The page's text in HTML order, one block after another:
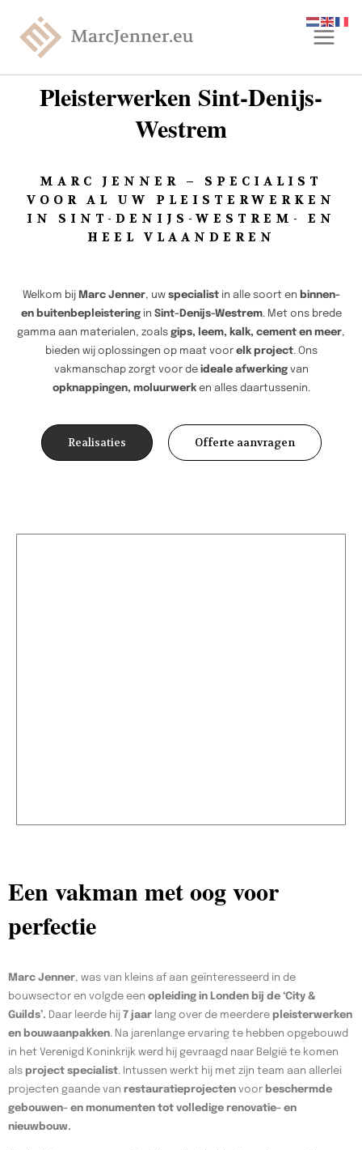
Pleisterwerken Sint-Denijs-
Westrem
MARC JENNER – SPECIALIST
VOOR AL UW PLEISTERWERKEN
IN SINT-DENIJS-WESTREM- EN
HEEL VLAANDEREN
Welkom bij Marc Jenner, uw specialistin alle soort en binnen-
en buitenbepleisteringin Sint-Denijs-Westrem. Met ons brede
gamma aan materialen, zoals gips, leem, kalk, cement en meer,
bieden wij oplossingen op maat voor elk project. Ons
vakmanschap zorgt voor de ideale afwerkingvan
opknappingen, moluurwerken alles daartussenin.
Realisaties Offerte aanvragen
Een vakman met oog voor
perfectie
Marc Jenner, was van kleins af aan geïnteresseerd in de
bouwsector en volgde een opleiding in Londen bij de ‘City &
Guilds’. Daar leerde hij 7 jaar lang over de meerdere pleisterwerken
en bouwaanpakken. Na jarenlange ervaring te hebben opgebouwd
in het Verenigd Koninkrijk werd hij gevraagd naar België te komen
als project specialist. Intussen werkt hij met zijn team aan allerlei
projecten gaande van restauratieprojecten voor beschermde
gebouwen- en monumenten tot volledige renovatie- en
nieuwbouw.